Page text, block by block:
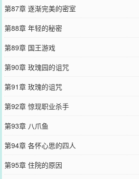
第87章 逐渐完美的密室
第88章 年轻的秘密
第89章 国王游戏
第90章 玫瑰园的诅咒
第91章 玫瑰的诅咒
第92章 惊现职业杀手
第93章 八爪鱼
第94章 各怀心思的四人
第95章 住院的原因